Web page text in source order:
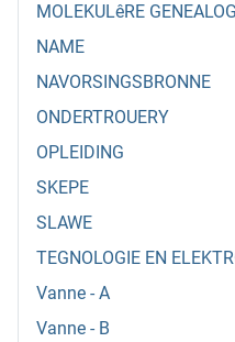
MOLEKULêRE
NAME
NAVORSINGSBRONNE
ONDERTROUERY
OPLEIDING
SKEPE
SLAWE
TEGNOLOGIE EN
Vanne - A
Vanne - B